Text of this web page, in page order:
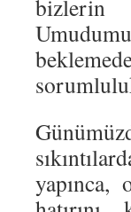
bizlerin
yapınca,